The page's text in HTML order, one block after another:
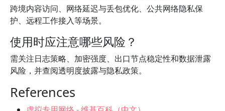
跨境内容访问、网络延迟与丢包优化、公共网络隐私保
护、远程工作接入等场景。
使用时应注意哪些风险？
需关注日志策略、加密强度、出口节点稳定性和数据泄露
风险，并查阅透明度披露与隐私政策。
References